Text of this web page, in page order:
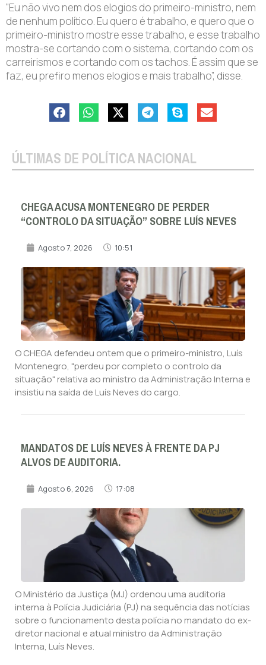
“Eu não vivo nem dos elogios do primeiro-ministro, nem
de nenhum político. Eu quero é trabalho, e quero que o
primeiro-ministro mostre esse trabalho, e esse trabalho
mostra-se cortando com o sistema, cortando com os
carreirismos e cortando com os tachos. É assim que se
faz, eu prefiro menos elogios e mais trabalho”, disse.
ÚLTIMAS DE POLÍTICA NACIONAL
CHEGA ACUSA MONTENEGRO DE PERDER
“CONTROLO DA SITUAÇÃO” SOBRE LUÍS NEVES
Agosto 7, 2026 10:51
O CHEGA defendeu ontem que o primeiro-ministro, Luís
Montenegro, "perdeu por completo o controlo da
situação" relativa ao ministro da Administração Interna e
insistiu na saída de Luís Neves do cargo.
MANDATOS DE LUÍS NEVES À FRENTE DA PJ
ALVOS DE AUDITORIA.
Agosto 6, 2026 17:08
O Ministério da Justiça (MJ) ordenou uma auditoria
interna à Polícia Judiciária (PJ) na sequência das notícias
sobre o funcionamento desta polícia no mandato do ex-
diretor nacional e atual ministro da Administração
Interna, Luís Neves.